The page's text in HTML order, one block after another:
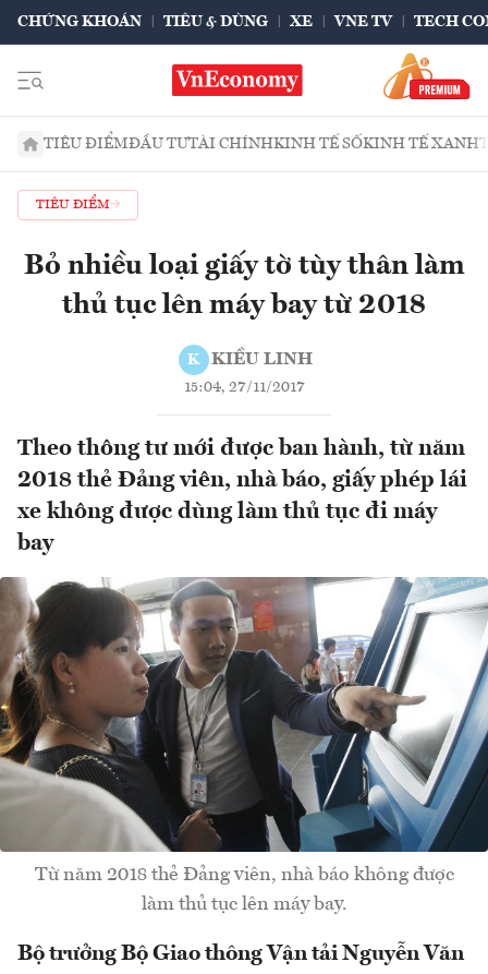
CHỨNG KHOÁN TIÊU & DÙNG XE VNE TV TECH
TIÊU ĐIỂMĐẦU TƯTÀI CHÍNHKINH TẾ SỐKINH TẾ XANH
TIÊU ĐIỂM
Bỏ nhiều loại giấy tờ tùy thân làm
thủ tục lên máy bay từ 2018
K KIỀU LINH
15:04, 27/11/2017
Theo thông tư mới được ban hành, từ năm
2018 thẻ Đảng viên, nhà báo, giấy phép lái
xe không được dùng làm thủ tục đi máy
bay
Từ năm 2018 thẻ Đảng viên, nhà báo không được
làm thủ tục lên máy bay.
Bộ trưởng Bộ Giao thông Vận tải Nguyễn Văn